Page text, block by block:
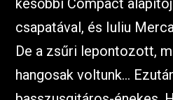
későbbi Compact
csapatával, és Iuliu
De a zsűri lepontozott,
hangosak voltunk…